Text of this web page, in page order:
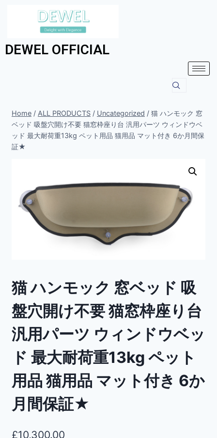
DEWEL OFFICIAL
Home / ALL PRODUCTS / Uncategorized / 猫 ハンモック 窓
ベッド 吸盤穴開け不要 猫窓枠座り台 汎用パーツ ウィンドウベ
ッド 最大耐荷重13kg ペット用品 猫用品 マット付き 6か月間保
証★
猫 ハンモック 窓ベッド 吸
盤穴開け不要 猫窓枠座り台
汎用パーツ ウィンドウベッ
ド 最大耐荷重13kg ペット
用品 猫用品 マット付き 6か
月間保証★
£10,300.00